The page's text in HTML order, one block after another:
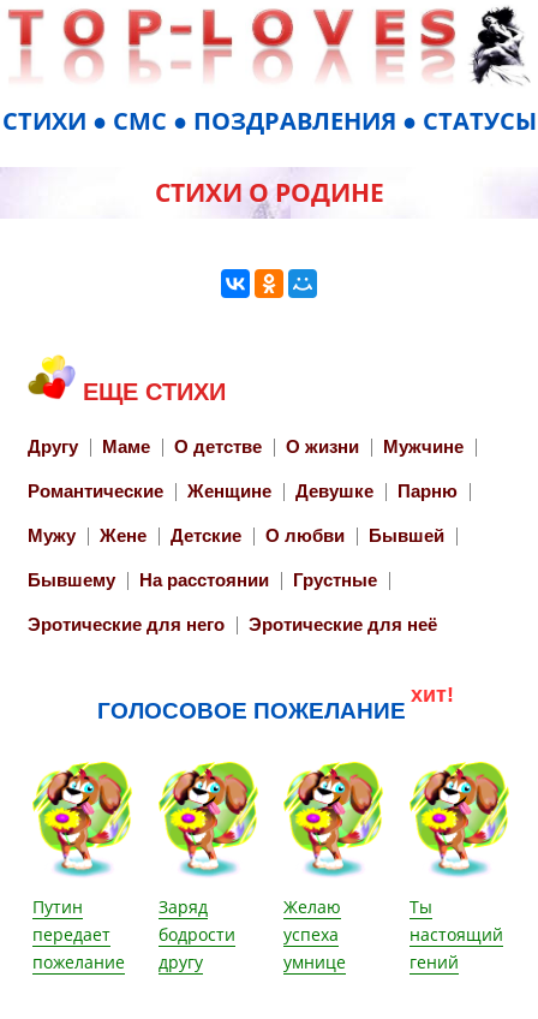
СТИХИ ● СМС ● ПОЗДРАВЛЕНИЯ ● СТАТУСЫ
СТИХИ О РОДИНЕ
ЕЩЕ СТИХИ
Другу Маме О детстве О жизни Мужчине
Романтические Женщине Девушке Парню
Мужу Жене Детские О любви Бывшей
Бывшему На расстоянии Грустные
Эротические для него Эротические для неё
ГОЛОСОВОЕ ПОЖЕЛАНИЕ
хит!
Путин
передает
пожелание
Заряд
бодрости
другу
Желаю
успеха
умнице
Ты
настоящий
гений